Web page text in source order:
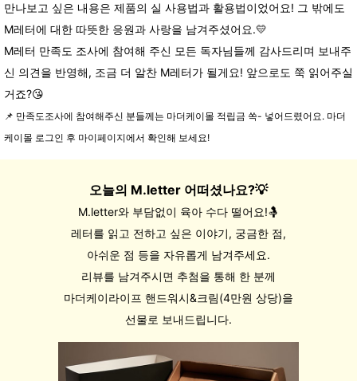
만나보고 싶은 내용은 제품의 실 사용법과 활용법이었어요! 그 밖에도
M레터에 대한 따뜻한 응원과 사랑을 남겨주셨어요.💛
M레터 만족도 조사에 참여해 주신 모든 독자님들께 감사드리며 보내주
신 의견을 반영해, 조금 더 알찬 M레터가 될게요! 앞으로도 쭉 읽어주실
거죠?😘
📌 만족도조사에 참여해주신 분들께는 마더케이몰 적립금 쏙- 넣어드렸어요. 마더
케이몰 로그인 후 마이페이지에서 확인해 보세요!
오늘의 M.letter 어떠셨나요?💡
M.letter와 부담없이 육아 수다 떨어요!🤱
레터를 읽고 전하고 싶은 이야기, 궁금한 점,
아쉬운 점 등을 자유롭게 남겨주세요.
리뷰를 남겨주시면 추첨을 통해 한 분께
마더케이라이프 핸드워시&크림(4만원 상당)을
선물로 보내드립니다.